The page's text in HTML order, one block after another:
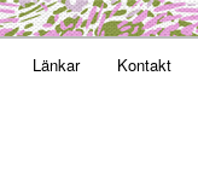
Länkar Kontakt